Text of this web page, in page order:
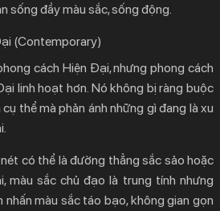
sống đầy màu sắc, sống động.
(Contemporary)
cách Hiện Đại, nhưngphong cách
linh hoạt hơn. Nó không bị ràng buộc
thể mà phản ánh những gì đang là xu
có thể là đường thẳng sắc sảo hoặc
màu sắc chủ đạo là trung tính nhưng
màu sắc táo bạo, không gian gọn